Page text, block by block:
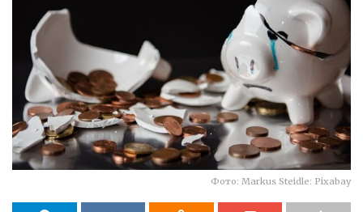
Фото: Markus Steidle: Pixabay